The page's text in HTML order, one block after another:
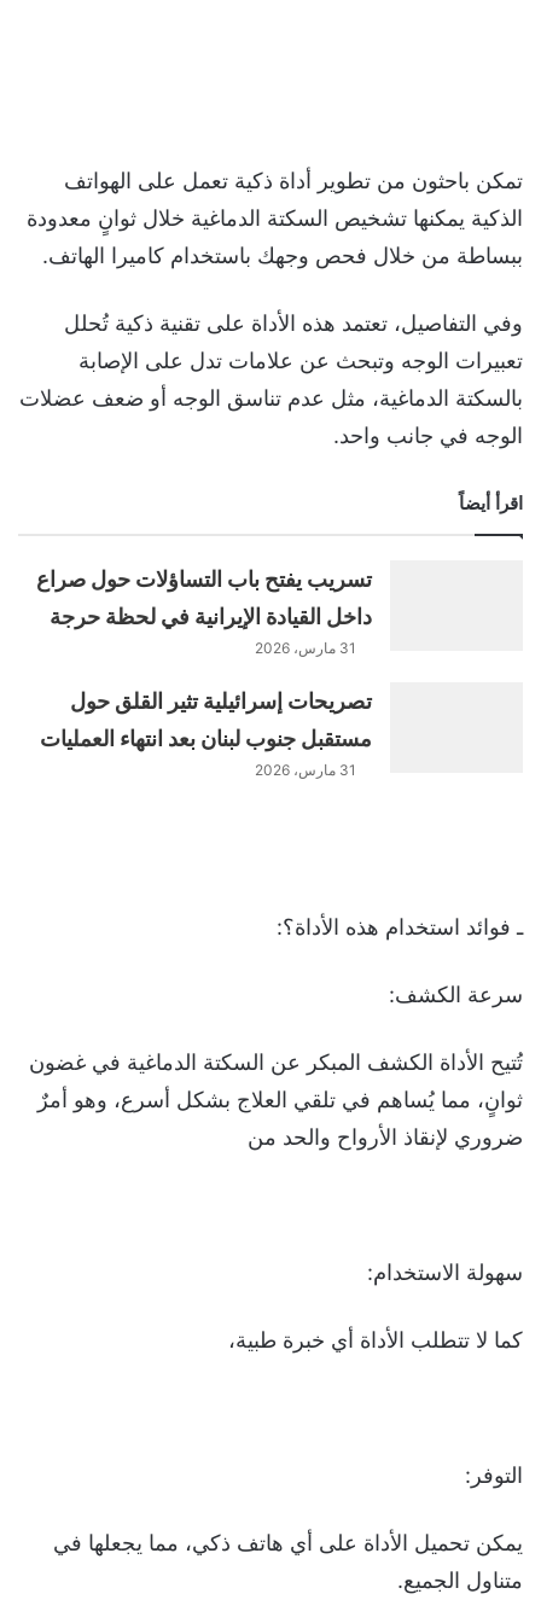
تمكن باحثون من تطوير أداة ذكية تعمل على الهواتف
الذكية يمكنها تشخيص السكتة الدماغية خلال ثوانٍ معدودة
ببساطة من خلال فحص وجهك باستخدام كاميرا الهاتف.
وفي التفاصيل، تعتمد هذه الأداة على تقنية ذكية تُحلل
تعبيرات الوجه وتبحث عن علامات تدل على الإصابة
بالسكتة الدماغية، مثل عدم تناسق الوجه أو ضعف عضلات
الوجه في جانب واحد.
اقرأ أيضاً
تسريب يفتح باب التساؤلات حول صراع
داخل القيادة الإيرانية في لحظة حرجة
31 مارس، 2026
تصريحات إسرائيلية تثير القلق حول
مستقبل جنوب لبنان بعد انتهاء العمليات
31 مارس، 2026
ـ فوائد استخدام هذه الأداة؟:
سرعة الكشف:
تُتيح الأداة الكشف المبكر عن السكتة الدماغية في غضون
ثوانٍ، مما يُساهم في تلقي العلاج بشكل أسرع، وهو أمرٌ
ضروري لإنقاذ الأرواح والحد من
سهولة الاستخدام:
كما لا تتطلب الأداة أي خبرة طبية،
التوفر:
يمكن تحميل الأداة على أي هاتف ذكي، مما يجعلها في
متناول الجميع.